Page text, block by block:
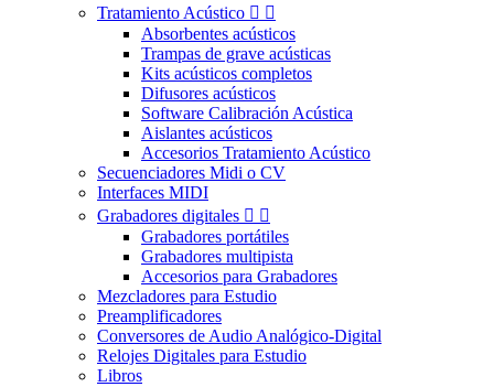
Tratamiento Acústico  
Absorbentes acústicos
Trampas de grave acústicas
Kits acústicos completos
Difusores acústicos
Software Calibración Acústica
Aislantes acústicos
Accesorios Tratamiento Acústico
Secuenciadores Midi o CV
Interfaces MIDI
Grabadores digitales  
Grabadores portátiles
Grabadores multipista
Accesorios para Grabadores
Mezcladores para Estudio
Preamplificadores
Conversores de Audio Analógico-Digital
Relojes Digitales para Estudio
Libros